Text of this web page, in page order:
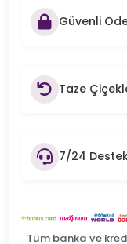
Güvenli
Taze
7/24
Tüm banka ve